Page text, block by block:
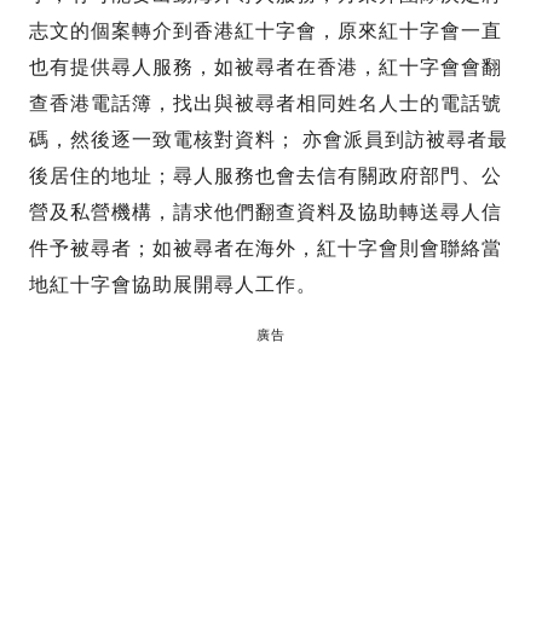
志文的個案轉介到香港紅十字會，原來紅十字會一直
也有提供尋人服務，如被尋者在香港，紅十字會會翻
查香港電話簿，找出與被尋者相同姓名人士的電話號
碼，然後逐一致電核對資料； 亦會派員到訪被尋者最
後居住的地址；尋人服務也會去信有關政府部門、公
營及私營機構，請求他們翻查資料及協助轉送尋人信
件予被尋者；如被尋者在海外，紅十字會則會聯絡當
地紅十字會協助展開尋人工作。
廣告